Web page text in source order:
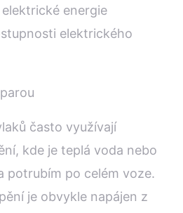
energie
elektrického
často využívají
kde je teplá voda nebo
potrubím po celém voze.
je obvykle napájen z